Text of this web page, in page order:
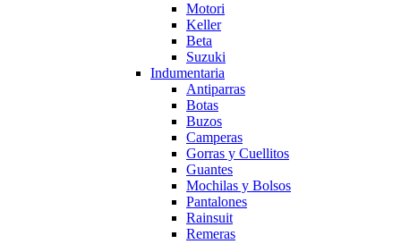
Motori
Keller
Beta
Suzuki
Indumentaria
Antiparras
Botas
Buzos
Camperas
Gorras y Cuellitos
Guantes
Mochilas y Bolsos
Pantalones
Rainsuit
Remeras